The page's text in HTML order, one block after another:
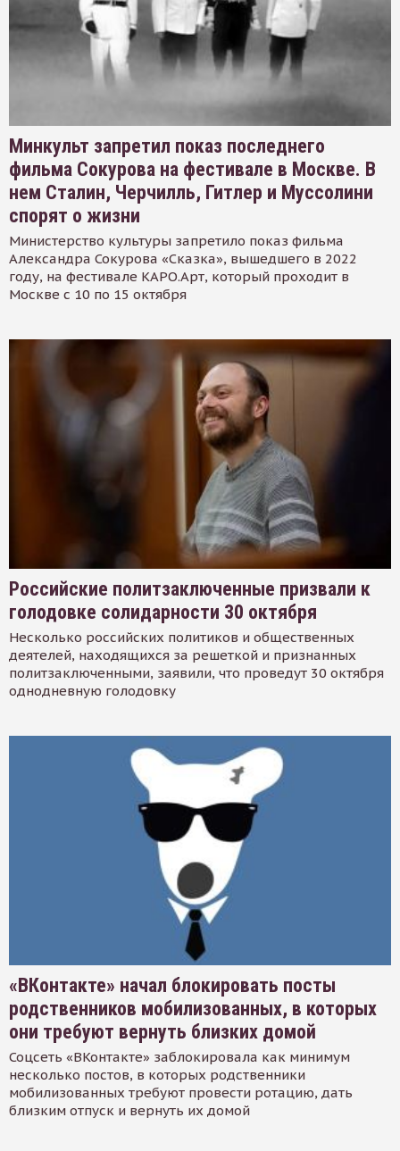
Минкульт запретил показ последнего
фильма Сокурова на фестивале в Москве. В
нем Сталин, Черчилль, Гитлер и Муссолини
спорят о жизни
Министерство культуры запретило показ фильма
Александра Сокурова «Сказка», вышедшего в 2022
году, на фестивале КАРО.Арт, который проходит в
Москве с 10 по 15 октября
Российские политзаключенные призвали к
голодовке солидарности 30 октября
Несколько российских политиков и общественных
деятелей, находящихся за решеткой и признанных
политзаключенными, заявили, что проведут 30 октября
однодневную голодовку
«ВКонтакте» начал блокировать посты
родственников мобилизованных, в которых
они требуют вернуть близких домой
Соцсеть «ВКонтакте» заблокировала как минимум
несколько постов, в которых родственники
мобилизованных требуют провести ротацию, дать
близким отпуск и вернуть их домой